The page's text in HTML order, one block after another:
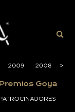
2009 2008 >
>
Goya
PATROCINADORES